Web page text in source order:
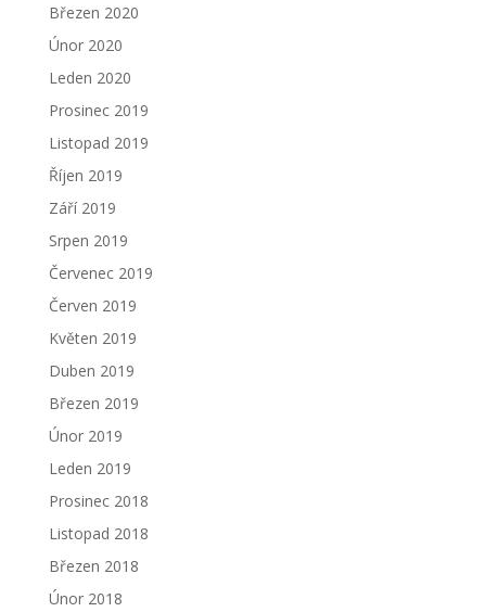
Březen 2020
Únor 2020
Leden 2020
Prosinec 2019
Listopad 2019
Říjen 2019
Září 2019
Srpen 2019
Červenec 2019
Červen 2019
Květen 2019
Duben 2019
Březen 2019
Únor 2019
Leden 2019
Prosinec 2018
Listopad 2018
Březen 2018
Únor 2018